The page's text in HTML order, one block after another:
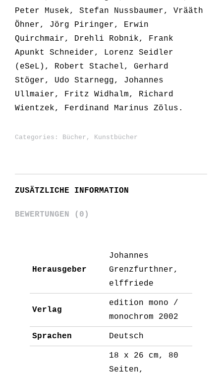
Peter Musek, Stefan Nussbaumer, Vrääth
Öhner, Jörg Piringer, Erwin
Quirchmair, Drehli Robnik, Frank
Apunkt Schneider, Lorenz Seidler
(eSeL), Robert Stachel, Gerhard
Stöger, Udo Starnegg, Johannes
Ullmaier, Fritz Widhalm, Richard
Wientzek, Ferdinand Marinus Zölus.
Categories: Bücher , Kunstbücher
ZUSÄTZLICHE INFORMATION
BEWERTUNGEN (0)
Herausgeber
Johannes
Grenzfurthner,
elffriede
Verlag
edition mono /
monochrom 2002
Sprachen Deutsch
18 x 26 cm, 80
Seiten,